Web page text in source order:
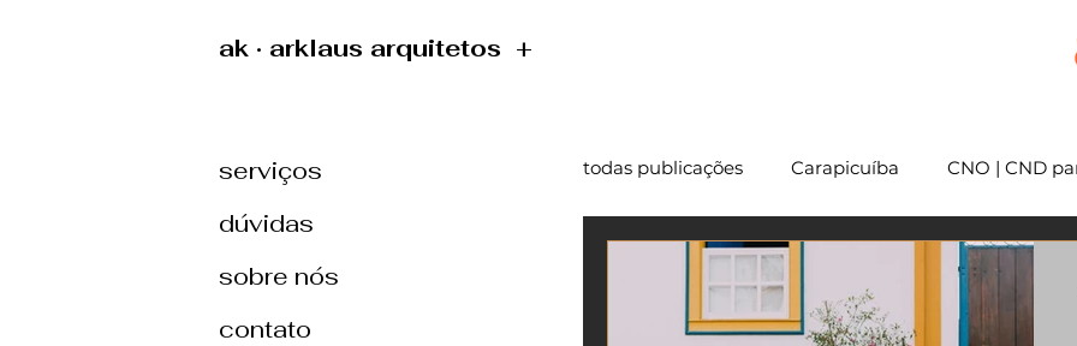
ak · arklaus arquitetos +
todas publicações Carapicuíba CNO | CND
São Paulo Usucapião
serviços
dúvidas
sobre nós
contato